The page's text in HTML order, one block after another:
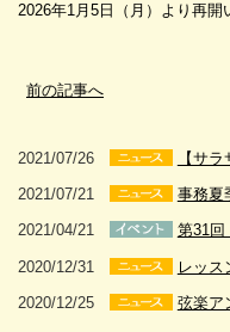
2026年1月5日（月）より再開
前の記事へ
2021/07/26 【サ
2021/07/21 事務夏
2021/04/21 第31回
2020/12/31 レッス
2020/12/25 弦楽ア